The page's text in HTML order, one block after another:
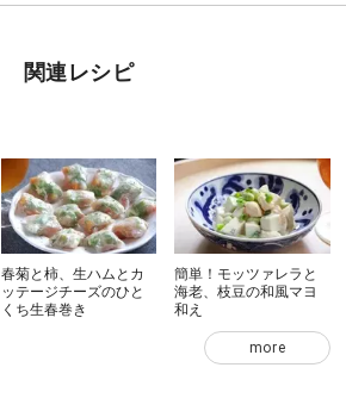
関連レシピ
春菊と柿、生ハムとカ
ッテージチーズのひと
くち生春巻き
簡単！モッツァレラと
海老、枝豆の和風マヨ
和え
more